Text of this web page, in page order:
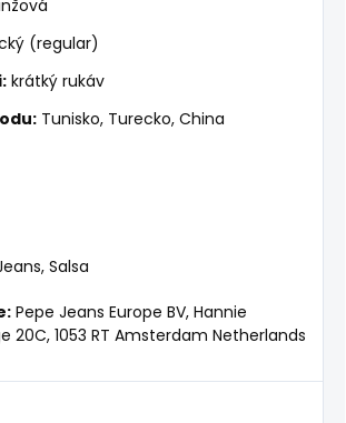
(regular)
krátký rukáv
Tunisko, Turecko, China
Salsa
Pepe Jeans Europe BV, Hannie
20C, 1053 RT Amsterdam Netherlands